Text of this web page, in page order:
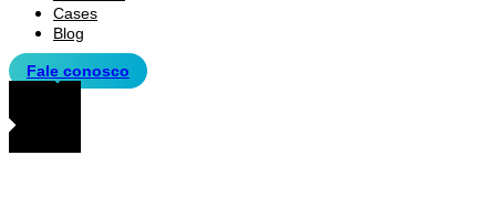
Cases
Blog
Fale conosco